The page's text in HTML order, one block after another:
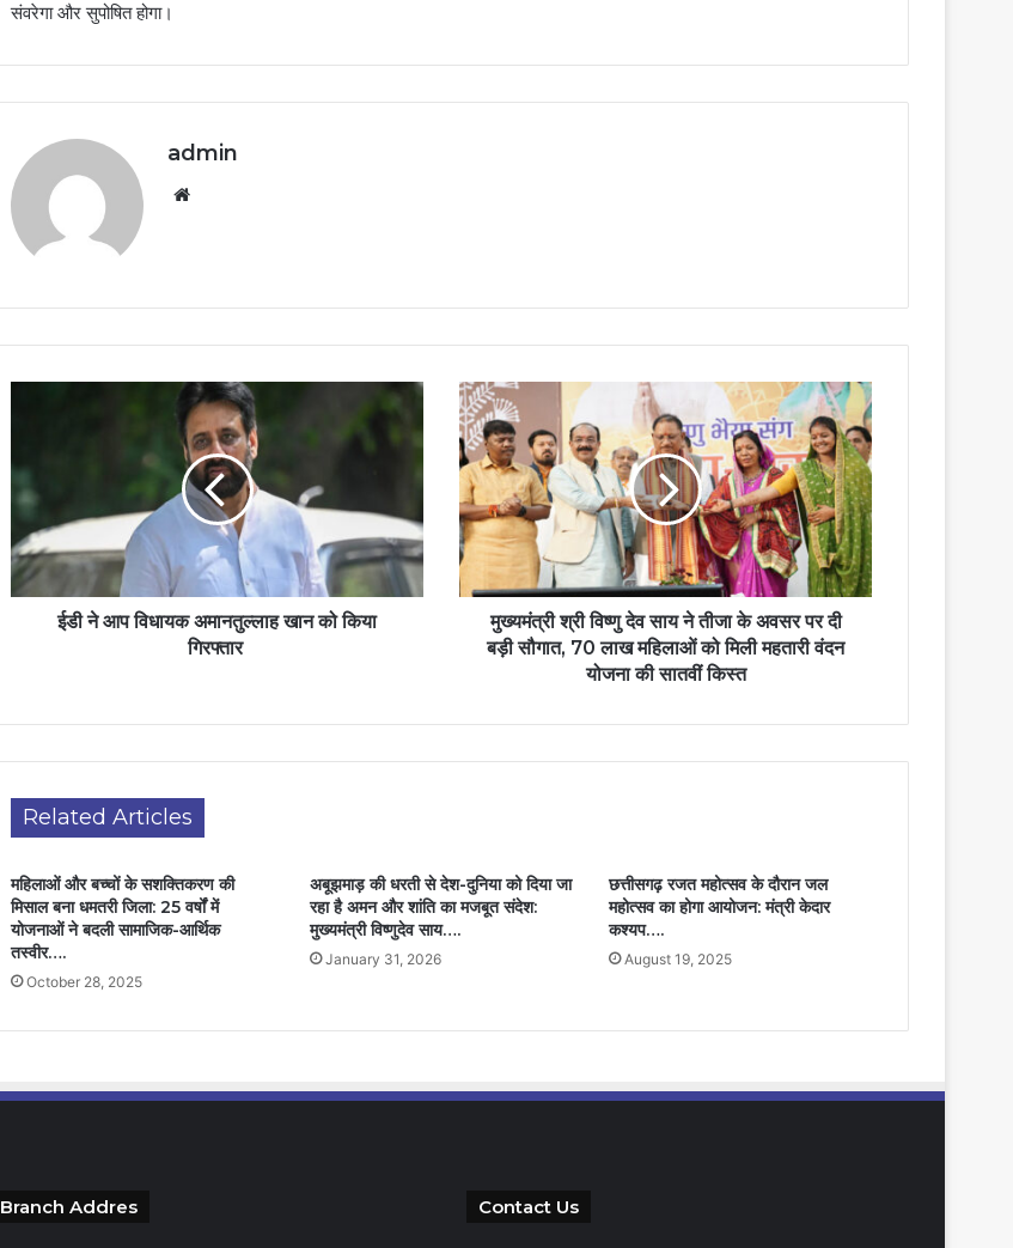
संवरेगा और सुपोषित होगा।
admin
ईडी ने आप विधायक अमानतुल्लाह खान को किया
गिरफ्तार
मुख्यमंत्री श्री विष्णु देव साय ने तीजा के अवसर पर दी
बड़ी सौगात, 70 लाख महिलाओं को मिली महतारी वंदन
योजना की सातवीं किस्त
Related Articles
महिलाओं और बच्चों के सशक्तिकरण की
मिसाल बना धमतरी जिला: 25 वर्षों में
योजनाओं ने बदली सामाजिक-आर्थिक
तस्वीर….
October 28, 2025
अबूझमाड़ की धरती से देश-दुनिया को दिया जा
रहा है अमन और शांति का मजबूत संदेश:
मुख्यमंत्री विष्णुदेव साय….
January 31, 2026
छत्तीसगढ़ रजत महोत्सव के दौरान जल
महोत्सव का होगा आयोजन: मंत्री केदार
कश्यप….
August 19, 2025
Branch Addres Contact Us